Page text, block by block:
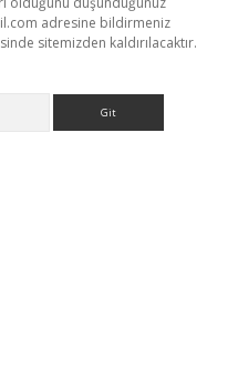
adresine bildirmeniz
sitemizden kaldırılacaktır.